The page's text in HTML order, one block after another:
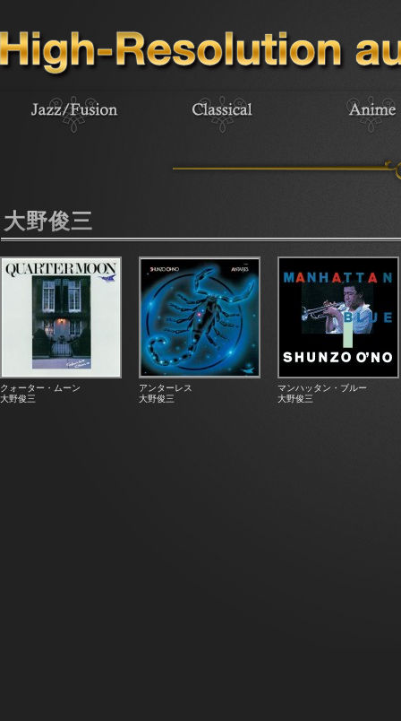
大野俊三
クォーター・ムーン
大野俊三
アンターレス
大野俊三
マンハッタン・ブルー
大野俊三